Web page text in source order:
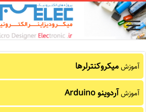
آموزشمیکروکنترلرها
آموزشآردوینو Arduino